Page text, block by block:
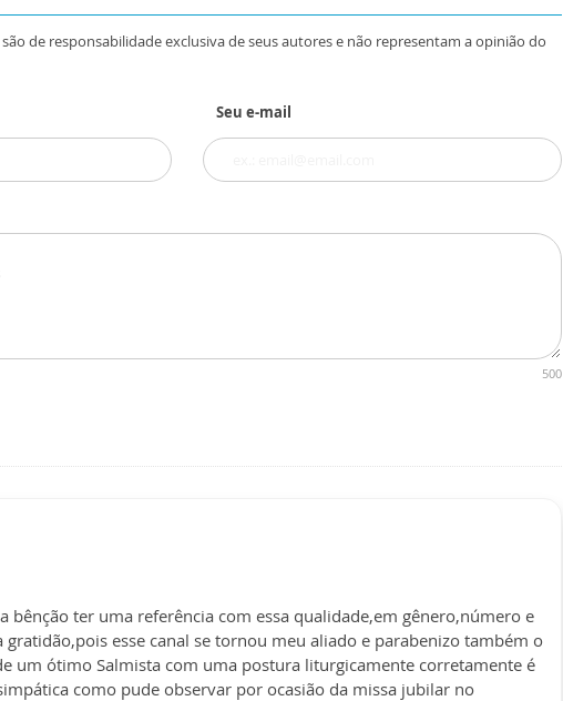
de responsabilidade exclusiva de seus autores e não representam a opinião do
Seu e-mail
500
bênção ter uma referência com essa qualidade,em gênero,número e
esse canal se tornou meu aliado e parabenizo também o
um ótimo Salmista com uma postura liturgicamente corretamente é
como pude observar por ocasião da missa jubilar no